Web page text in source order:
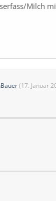
Milch
werden
(17. Januar